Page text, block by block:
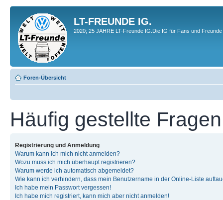
LT-FREUNDE IG.
2020; 25 JAHRE LT-Freunde IG.Die IG für Fans und
Foren-Übersicht
Häufig gestellte Fragen
Registrierung und Anmeldung
Warum kann ich mich nicht anmelden?
Wozu muss ich mich überhaupt registrieren?
Warum werde ich automatisch abgemeldet?
Wie kann ich verhindern, dass mein Benutzername in der Online-Liste
Ich habe mein Passwort vergessen!
Ich habe mich registriert, kann mich aber nicht anmelden!